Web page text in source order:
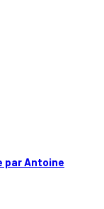
par Antoine